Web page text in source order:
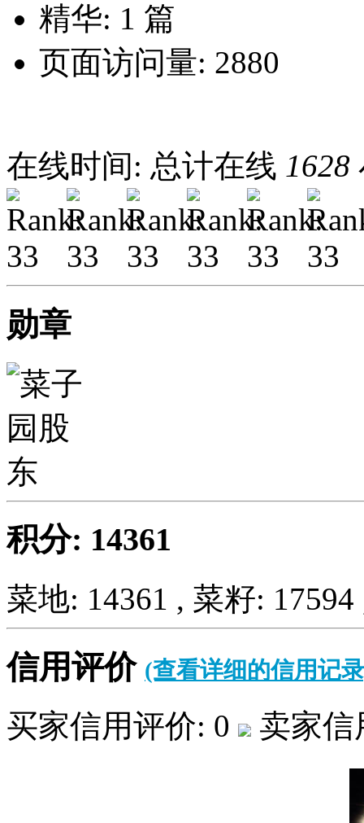
精华: 1 篇
页面访问量: 2880
在线时间: 总计在线 1628
勋章
积分: 14361
菜地: 14361 , 菜籽:
信用评价 (查看详细的信用记
买家信用评价: 0 卖家